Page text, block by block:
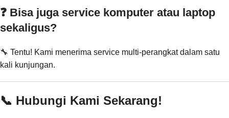
❓ Bisa juga service komputer atau laptop
sekaligus?
🔧 Tentu! Kami menerima service multi-perangkat dalam satu
kali kunjungan.
📞 Hubungi Kami Sekarang!